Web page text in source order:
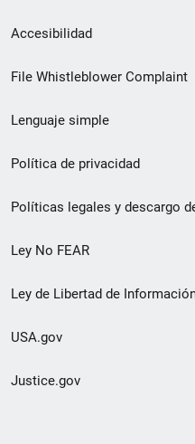
Menú
de
de
pie
de
página
Accesibilidad
File Whistleblower Complaint
Lenguaje simple
Política de privacidad
Políticas legales y descargo
Ley No FEAR
Ley de Libertad de
USA.gov
Justice.gov